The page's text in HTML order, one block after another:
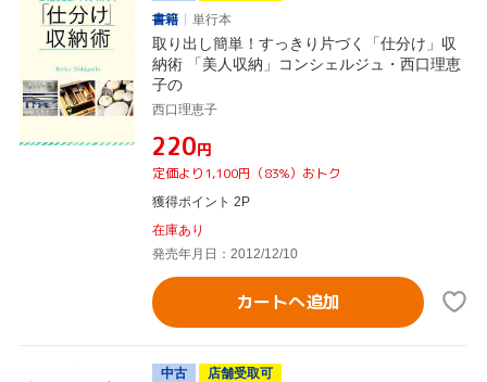
書籍
単行本
取り出し簡単！すっきり片づく「仕分け」収
納術 「美人収納」コンシェルジュ・西口理恵
子の
西口理恵子
¥220円
定価より1,100円（83%）おトク
獲得ポイント 2P
在庫あり
発売年月日：2012/12/10
カートへ追加
中古
店舗受取可